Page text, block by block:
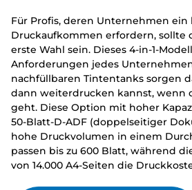
Für Profis, deren Unternehmen ein
Druckaufkommen erfordern, sollte
erste Wahl sein. Dieses 4-in-1-
Anforderungen jedes
nachfüllbaren Tintentanks sorgen
dann weiterdrucken kannst, wenn
geht. Diese Option mit hoher
50-Blatt-D-ADF (doppelseitiger
hohe Druckvolumen in einem
passen bis zu 600 Blatt, während
von 14.000 A4-Seiten die